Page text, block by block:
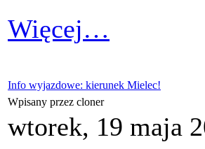
Więcej…
Info wyjazdowe: kierunek Mielec!
Wpisany przez cloner
wtorek, 19 maja